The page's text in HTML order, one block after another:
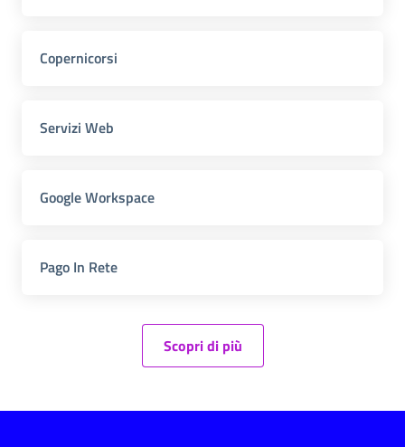
Copernicorsi
Servizi Web
Google Workspace
Pago In Rete
Scopri di più